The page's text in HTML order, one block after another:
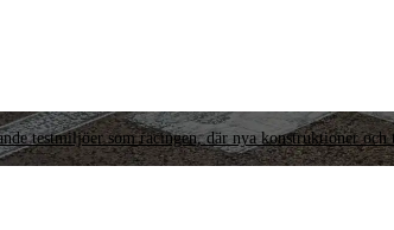
testmiljöer som racingen, där nya konstruktioner och